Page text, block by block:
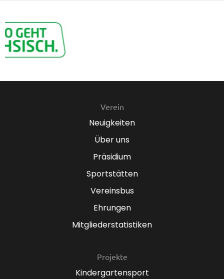
Verein
Neuigkeiten
Über uns
Präsidium
Sportstätten
Vereinsbus
Ehrungen
Mitgliederstatistiken
Projekte
Kindergartensport